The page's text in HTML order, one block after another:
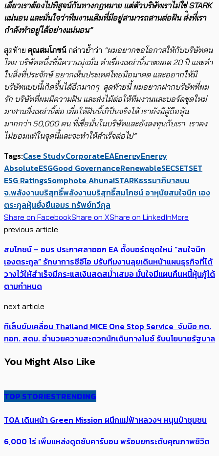
เดี๋ยวเราต้องไปพิสูจน์กันทางกฏหมาย แต่ตัวบริษัทเราไม่ใช่ STARK
แน่นอน และมั่นใจว่าทีมงานเดิมที่มีอยู่สามารถสานต่อฝัน ส่ิงที่เรา
กำลังทำอยู่ได้อย่างแน่นอน”
สุดท้าย คุณสมโภชน์ กล่าวย้ำว่า “ผมอยากขอโอกาสให้กับบริษัทคน
ไทย บริษัทหนึ่งที่มีความมุ่งมั่น ทำเรื่องเหล่านี้มาตลอด 20 ปี และทำ
ในสิ่งที่ประจักษ์​ อยากเห็นประเทศไทยมีอนาคต และอยากให้มี
บริษัทแบบนี้เกิดขึ้นได้อีกมากๆ​ สุดท้ายนี้ ผมอยากฝากบริษัทที่ผม
รัก บริษัทที่ผมมีความฝัน และส่งไม้ต่อให้ทีมงานและบอร์ดชุดใหม่
มาสานสิ่งเหล่านี้ต่อ เพื่อให้ฝันนี้เกิป็นจริงได้ เรายังมีผู้ถือหุ้น
มากกว่า 50,000 คน ที่เชื่อมั่นในบริษัทและยังลงทุนกับเรา เราคง
ไม่ยอมแพ้ในจุดนี้และจะทำให้สำเร็จต่อไป”
Tags:Case StudyCorporateEAEnergyEnergy
AbsoluteESGGood GovernanceRenewableSECSETSET
ESG RatingsSomphote AhunaiSTARKธรรมาภิบาลบม
จ.พลังงานบริสุทธิ์พลังงานบริสุทธิ์สมโภชน์ อาหุนัยสมใจนึก เอง
ตระกูลหุ้นยั่งยืนอมร ทรัพย์ทวีกุล
Share on FacebookShare on XShare on LinkedInMore
previous article
สมโภชน์ – อมร ประกาศลาออก EA ตั้งบอร์ดชุดใหม่ “สมใจนึก
เองตระกูล” รักษาการซีอีโอ ปรับทีมงานลุยเดินหน้าแผนธุรกิจที่ได้
วางไว้ให้สำเร็จมีกระแสเงินสดสม่ำเสมอ มั่นใจมีแผนคืนหนี้หุ้นกู้ได้
ตามกำหนด
next article
ทีเส็บขับเคลื่อน Thailand MICE One Stop Service จับมือ กต.
ทอท. สตม. อำนวยความสะดวกนักเดินทางไมซ์ รับนโยบายรัฐบาล
You Might Also Like
TOP STORIESTRENDING
TOA เดินหน้า Green Mission ผนึกแม่ฟ้าหลวงฯ หนุนป่าชุมชน
6,000 ไร่ เพิ่ม​แหล่งดูดซับคาร์บอน พร้อมยกระดับคุณภาพชีวิต